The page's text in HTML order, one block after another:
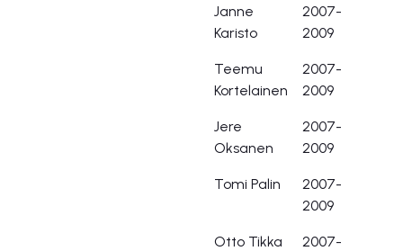
Janne
Karisto
2007-
2009
Teemu
Kortelainen
2007-
2009
Jere
Oksanen
2007-
2009
Tomi Palin
2007-
2009
Otto Tikka 2007-